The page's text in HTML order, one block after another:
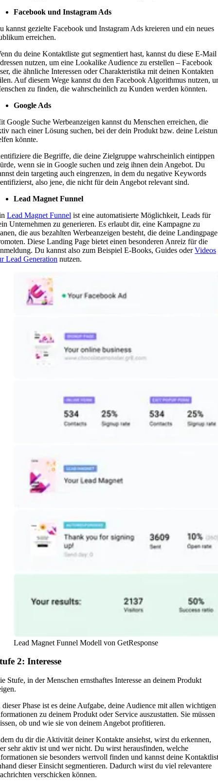
Facebook und Instagram Ads
kannst gezielte Facebook und Instagram Ads kreieren und ein neues
erreichen.
du deine Kontaktliste gut segmentiert hast, kannst du diese E-Mail
nutzen, um eine Lookalike Audience zu erstellen – Facebook
die ähnliche Interessen oder Charakteristika mit deinen Kontakten
Auf diesem Wege kannst du den Facebook Algorithmus nutzen,
zu finden, die wahrscheinlich zu Kunden werden könnten.
Google Ads
Google Suche Werbeanzeigen kannst du Menschen erreichen, die
nach einer Lösung suchen, bei der dein Produkt bzw. deine
könnte.
die Begriffe, die deine Zielgruppe wahrscheinlich eintippen
wenn sie in Google suchen und zeig ihnen dein Angebot. Du
dein targeting auch eingrenzen, in dem du negative Keywords
also jene, die nicht für dein Angebot relevant sind.
Lead Magnet Funnel
Lead Magnet Funnel ist eine automatisierte Möglichkeit, Leads für
Unternehmen zu generieren. Es erlaubt dir, eine Kampagne zu
die aus bezahlten Werbeanzeigen besteht, die deine Landingpage
Diese Landing Page bietet einen besonderen Anreiz für die
Du kannst also zum Beispiel E-Books, Guides oderVideos
Lead Generation nutzen.
Lead Magnet Funnel Modell von GetResponse
2: Interesse
Stufe, in der Menschen ernsthaftes Interesse an deinem Produkt
dieser Phase ist es deine Aufgabe, deine Audience mit allen wichtigen
zu deinem Produkt oder Service auszustatten. Sie müssen
ob und wie sie von deinem Angebot profitieren.
du dir die Aktivität deiner Kontakte ansiehst, wirst du erkennen,
sehr aktiv ist und wer nicht. Du wirst herausfinden, welche
sie besonders wertvoll finden und kannst deine
dieser Einsicht segmentieren. Dadurch wirst du viel relevantere
verschicken können.